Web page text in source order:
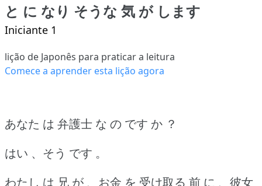
と に なり そうな 気 が します
Iniciante 1
lição de Japonês para praticar a leitura
Comece a aprender esta lição agora
あなた は 弁護士 な の です か ？
はい 、そう です 。
わたし は 兄 が 、お金 を 受け取る 前 に 、彼女